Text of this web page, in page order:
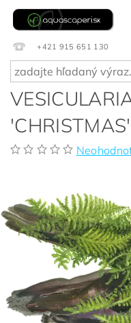
+421 915 651 130
'CHRISTMAS'